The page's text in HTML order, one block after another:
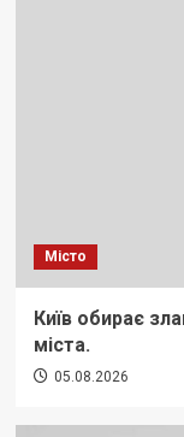
Місто
Київ обирає
міста.
05.08.2026